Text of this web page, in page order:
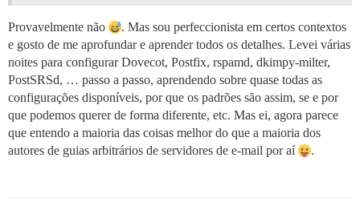
Provavelmente não
. Mas sou perfeccionista em certos contextos
e gosto de me aprofundar e aprender todos os detalhes. Levei várias
noites para configurar Dovecot, Postfix, rspamd, dkimpy-milter,
PostSRSd, … passo a passo, aprendendo sobre quase todas as
configurações disponíveis, por que os padrões são assim, se e por
que podemos querer de forma diferente, etc. Mas ei, agora parece
que entendo a maioria das coisas melhor do que a maioria dos
autores de guias arbitrários de servidores de e-mail por aí
.